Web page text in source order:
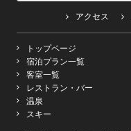
アクセス
トップページ
宿泊プラン一覧
客室一覧
レストラン・バー
温泉
スキー